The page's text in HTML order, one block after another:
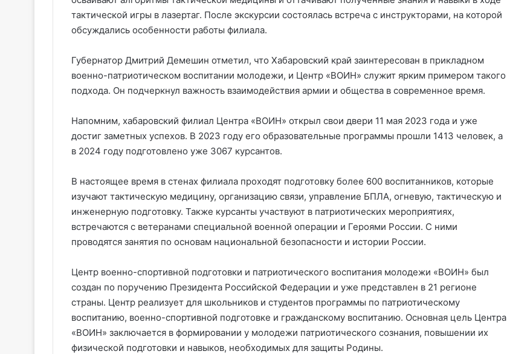
тактической игры в лазертаг. После экскурсии состоялась встреча с инструкторами, на которой
обсуждались особенности работы филиала.
Губернатор Дмитрий Демешин отметил, что Хабаровский край заинтересован в прикладном
военно-патриотическом воспитании молодежи, и Центр «ВОИН» служит ярким примером такого
подхода. Он подчеркнул важность взаимодействия армии и общества в современное время.
Напомним, хабаровский филиал Центра «ВОИН» открыл свои двери 11 мая 2023 года и уже
достиг заметных успехов. В 2023 году его образовательные программы прошли 1413 человек, а
в 2024 году подготовлено уже 3067 курсантов.
В настоящее время в стенах филиала проходят подготовку более 600 воспитанников, которые
изучают тактическую медицину, организацию связи, управление БПЛА, огневую, тактическую и
инженерную подготовку. Также курсанты участвуют в патриотических мероприятиях,
встречаются с ветеранами специальной военной операции и Героями России. С ними
проводятся занятия по основам национальной безопасности и истории России.
Центр военно-спортивной подготовки и патриотического воспитания молодежи «ВОИН» был
создан по поручению Президента Российской Федерации и уже представлен в 21 регионе
страны. Центр реализует для школьников и студентов программы по патриотическому
воспитанию, военно-спортивной подготовке и гражданскому воспитанию. Основная цель Центра
«ВОИН» заключается в формировании у молодежи патриотического сознания, повышении их
физической подготовки и навыков, необходимых для защиты Родины.